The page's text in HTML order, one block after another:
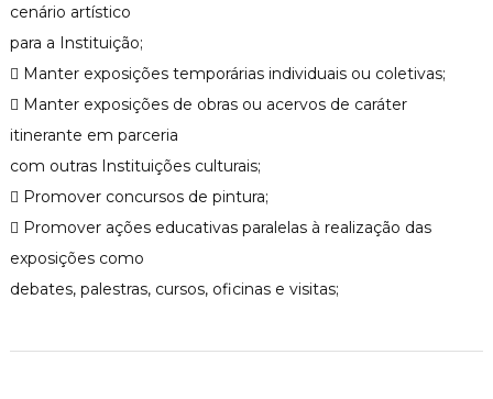
cenário artístico
para a Instituição;
 Manter exposições temporárias individuais ou coletivas;
 Manter exposições de obras ou acervos de caráter
itinerante em parceria
com outras Instituições culturais;
 Promover concursos de pintura;
 Promover ações educativas paralelas à realização das
exposições como
debates, palestras, cursos, oficinas e visitas;